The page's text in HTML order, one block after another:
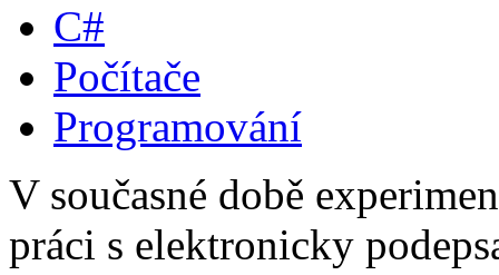
C#
Počítače
Programování
V současné době
práci s elektronicky